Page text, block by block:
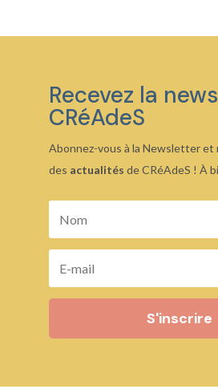
Recevez la
CRéAdeS
Abonnez-vous à la Newsletter et
des actualités de CRéAdeS ! À
S'inscrire